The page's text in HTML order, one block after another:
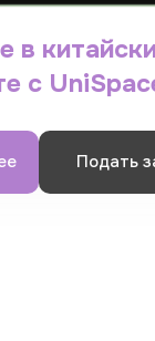
Подать
в
с